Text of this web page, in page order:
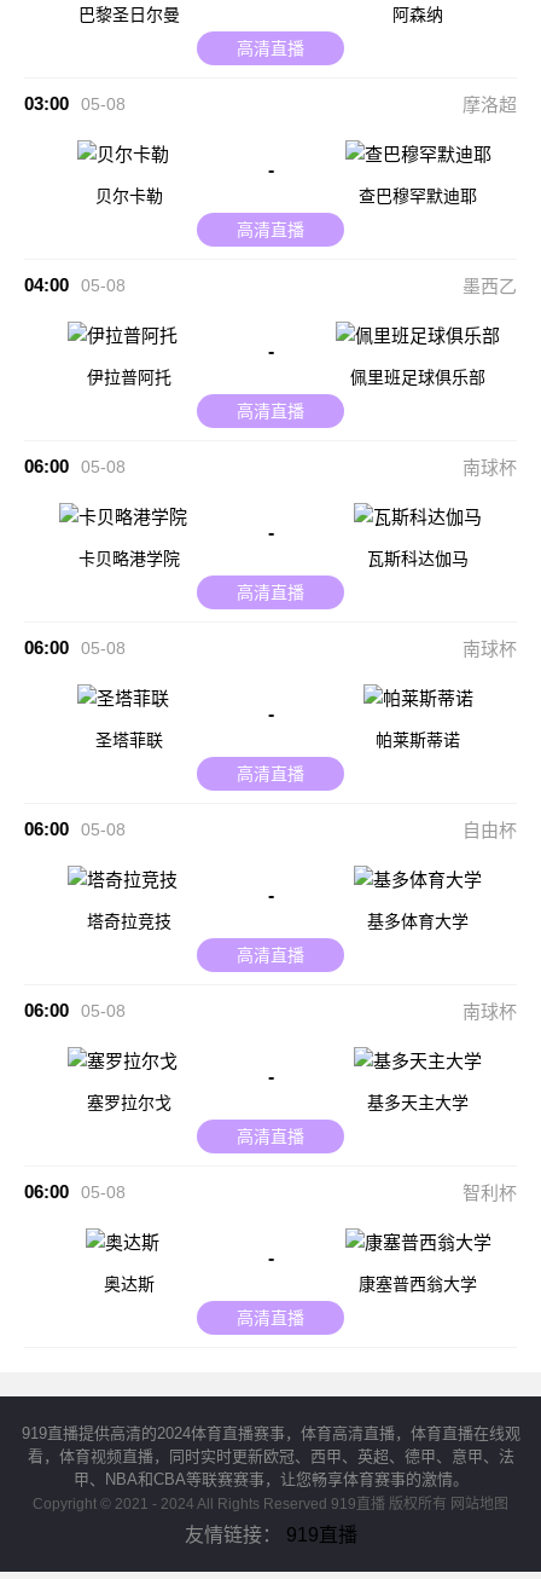
巴黎圣日尔曼
阿森纳
高清直播
03:00 05-08 摩洛超
贝尔卡勒
-
查巴穆罕默迪耶
高清直播
04:00 05-08 墨西乙
伊拉普阿托
-
佩里班足球俱乐部
高清直播
06:00 05-08 南球杯
卡贝略港学院
-
瓦斯科达伽马
高清直播
06:00 05-08 南球杯
圣塔菲联
-
帕莱斯蒂诺
高清直播
06:00 05-08 自由杯
塔奇拉竞技
-
基多体育大学
高清直播
06:00 05-08 南球杯
塞罗拉尔戈
-
基多天主大学
高清直播
06:00 05-08 智利杯
奥达斯
-
康塞普西翁大学
高清直播
919直播提供高清的2024体育直播赛事，体育高清直播，体育直播在线观
看，体育视频直播，同时实时更新欧冠、西甲、英超、德甲、意甲、法
甲、NBA和CBA等联赛赛事，让您畅享体育赛事的激情。
Copyright © 2021 - 2024 All Rights Reserved 919直播 版权所有 网站地图
友情链接： 919直播